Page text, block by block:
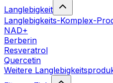
Langlebigkeit
Langlebigkeits-Komplex-
NAD+
Berberin
Resveratrol
Quercetin
Weitere